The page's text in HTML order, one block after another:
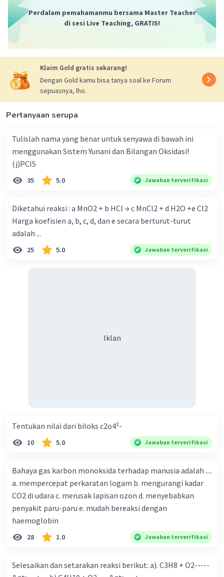
Perdalam pemahamanmu bersama Master Teacher
di sesi Live Teaching, GRATIS!
Klaim Gold gratis sekarang!
Dengan Gold kamu bisa tanya soal ke Forum
sepuasnya, lho.
Pertanyaan serupa
Tulislah nama yang benar untuk senyawa di bawah ini
menggunakan Sistem Yunani dan Bilangan Oksidasi!
(j)PCI5
35 5.0 Jawaban terverifikasi
Diketahui reaksi : a MnO2 + b HCl → c MnCl2 + d H2O +e Cl2
Harga koefisien a, b, c, d, dan e secara berturut-turut
adalah ...
25 5.0 Jawaban terverifikasi
Iklan
Tentukan nilai dari biloks c2o4²-
10 5.0 Jawaban terverifikasi
Bahaya gas karbon monoksida terhadap manusia adalah ....
a. mempercepat perkaratan logam b. mengurangi kadar
CO2 di udara c. merusak lapisan ozon d. menyebabkan
penyakit paru-paru e. mudah bereaksi dengan
haemoglobin
28 1.0 Jawaban terverifikasi
Selesaikan dan setarakan reaksi berikut: a). C3H8 + O2-----